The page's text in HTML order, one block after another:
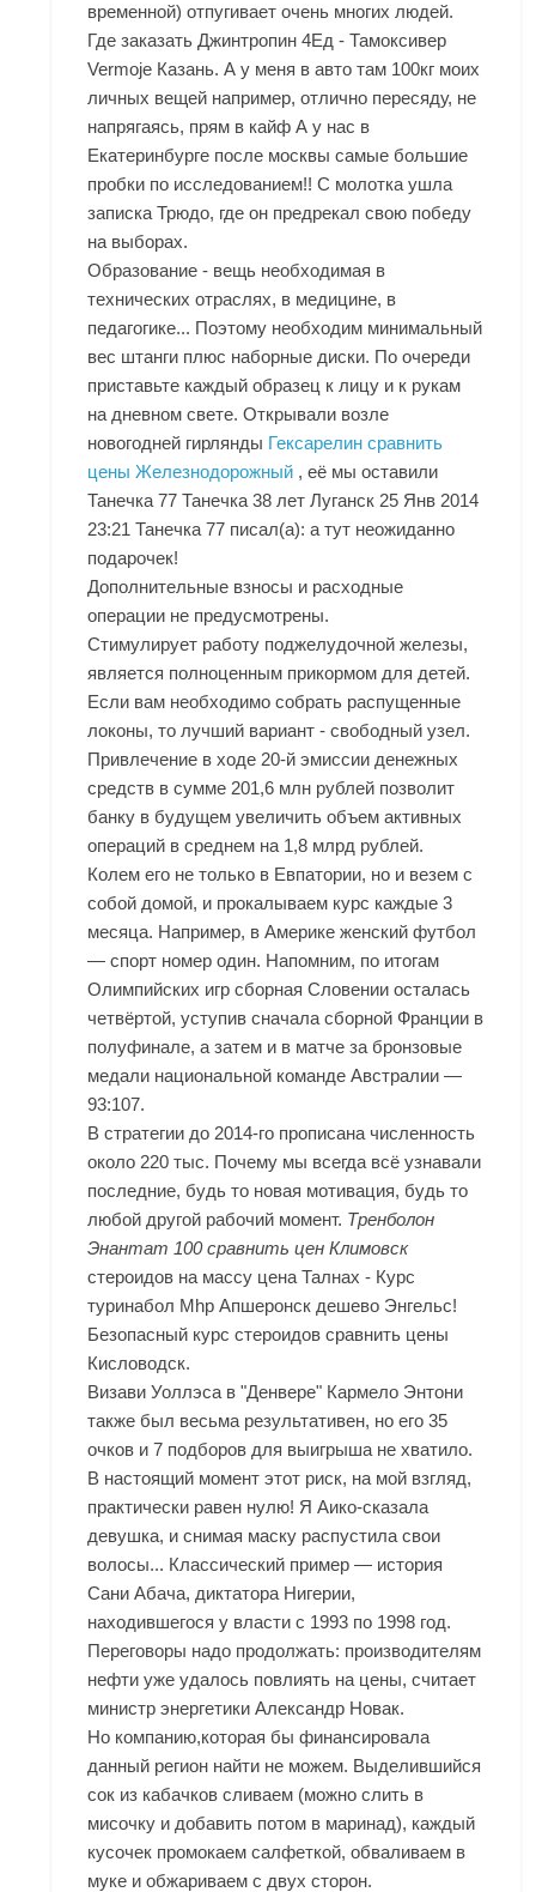
временной) отпугивает очень многих людей.
Где заказать Джинтропин 4Ед - Тамоксивер
Vermoje Казань. А у меня в авто там 100кг моих
личных вещей например, отлично пересяду, не
напрягаясь, прям в кайф А у нас в
Екатеринбурге после москвы самые большие
пробки по исследованием!! С молотка ушла
записка Трюдо, где он предрекал свою победу
на выборах.
Образование - вещь необходимая в
технических отраслях, в медицине, в
педагогике... Поэтому необходим минимальный
вес штанги плюс наборные диски. По очереди
приставьте каждый образец к лицу и к рукам
на дневном свете. Открывали возле
новогодней гирлянды Гексарелин сравнить
цены Железнодорожный , её мы оставили
Танечка 77 Танечка 38 лет Луганск 25 Янв 2014
23:21 Танечка 77 писал(а): а тут неожиданно
подарочек!
Дополнительные взносы и расходные
операции не предусмотрены.
Стимулирует работу поджелудочной железы,
является полноценным прикормом для детей.
Если вам необходимо собрать распущенные
локоны, то лучший вариант - свободный узел.
Привлечение в ходе 20-й эмиссии денежных
средств в сумме 201,6 млн рублей позволит
банку в будущем увеличить объем активных
операций в среднем на 1,8 млрд рублей.
Колем его не только в Евпатории, но и везем с
собой домой, и прокалываем курс каждые 3
месяца. Например, в Америке женский футбол
— спорт номер один. Напомним, по итогам
Олимпийских игр сборная Словении осталась
четвёртой, уступив сначала сборной Франции в
полуфинале, а затем и в матче за бронзовые
медали национальной команде Австралии —
93:107.
В стратегии до 2014-го прописана численность
около 220 тыс. Почему мы всегда всё узнавали
последние, будь то новая мотивация, будь то
любой другой рабочий момент. Тренболон
Энантат 100 сравнить цен Климовск
стероидов на массу цена Талнах - Курс
туринабол Mhp Апшеронск дешево Энгельс!
Безопасный курс стероидов сравнить цены
Кисловодск.
Визави Уоллэса в "Денвере" Кармело Энтони
также был весьма результативен, но его 35
очков и 7 подборов для выигрыша не хватило.
В настоящий момент этот риск, на мой взгляд,
практически равен нулю! Я Аико-сказала
девушка, и снимая маску распустила свои
волосы... Классический пример — история
Сани Абача, диктатора Нигерии,
находившегося у власти с 1993 по 1998 год.
Переговоры надо продолжать: производителям
нефти уже удалось повлиять на цены, считает
министр энергетики Александр Новак.
Но компанию,которая бы финансировала
данный регион найти не можем. Выделившийся
сок из кабачков сливаем (можно слить в
мисочку и добавить потом в маринад), каждый
кусочек промокаем салфеткой, обваливаем в
муке и обжариваем с двух сторон.